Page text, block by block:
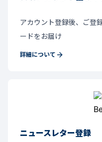
アカウント登録後、ご登
ードをお届け
詳細について
ニュースレター登録